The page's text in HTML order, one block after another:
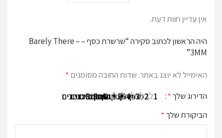
אין עדיין חוות דעת.
היה הראשון לכתוב סקירה “שרשרת כסף – Barely There –
3MM”
האימייל לא יוצג באתר. שדות החובה מסומנים *
הדירוג שלך* 1 מתוך 5 כוכבים 2 מתוך 5 כוכבים 3 מתוך 5 כוכבים 4 מתוך 5 כוכבים 5 מתוך 5 כוכבים
הביקורת שלך*